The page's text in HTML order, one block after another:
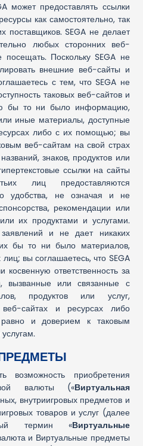
может предоставлять ссылки
как самостоятельно, так
поставщиков. SEGA не делает
любых сторонних веб-
Поскольку SEGA не
внешние веб-сайты и
с тем, что SEGA не
таковых веб-сайтов и
бы то ни было информацию,
иные материалы, доступные
либо с их помощью; вы
веб-сайтам на свой страх
знаков, продуктов или
ссылки на сайты
лиц предоставляются
удобства, не означая и не
рекомендации или
их продуктами и услугами.
и не дает никаких
бы то ни было материалов,
лиц; вы соглашаетесь, что SEGA
ответственность за
или связанные с
продуктов или услуг,
сайтах и ресурсах либо
и доверием к таковым
возможность приобретения
валюты («Виртуальная
внутриигровых предметов и
товаров и услуг (далее
термин «Виртуальные
и Виртуальные предметы